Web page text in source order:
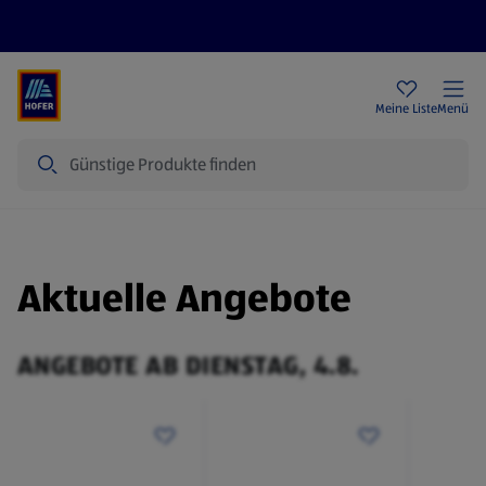
Meine ListeMenü
Aktuelle Angebote
ANGEBOTE AB DIENSTAG, 4.8.